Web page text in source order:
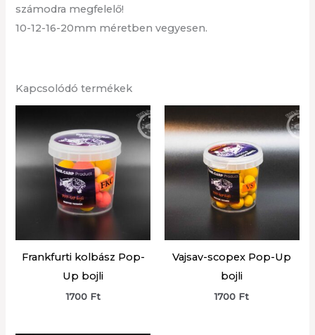
számodra megfelelő!
10-12-16-20mm méretben vegyesen.
Kapcsolódó termékek
Frankfurti kolbász Pop-
Up bojli
1700 Ft
Vajsav-scopex Pop-Up
bojli
1700 Ft